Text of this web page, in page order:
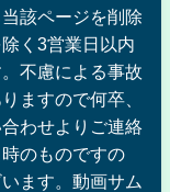
該ページを削除
く3営業日以内
不慮による事故
ますので何卒、
わせよりご連絡
のものですの
ます。動画サム